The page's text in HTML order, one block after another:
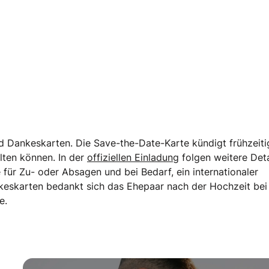
Dankeskarten. Die Save-the-Date-Karte kündigt
können. In der offiziellen Einladung folgen weitere
Zu- oder Absagen und bei Bedarf, ein internationaler
bedankt sich das Ehepaar nach der Hochzeit bei